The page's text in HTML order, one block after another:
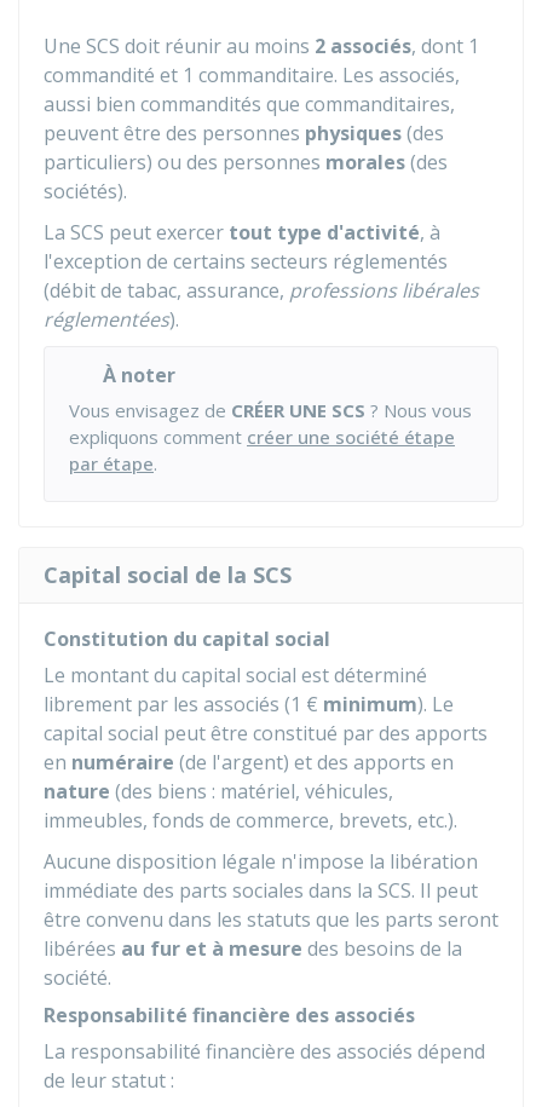
Une SCS doit réunir au moins 2 associés, dont 1
commandité et 1 commanditaire. Les associés,
aussi bien commandités que commanditaires,
peuvent être des personnes physiques(des
particuliers) ou des personnes morales(des
sociétés).
La SCS peut exercer tout type d'activité, à
l'exception de certains secteurs réglementés
(débit de tabac, assurance, professions libérales
réglementées).
À noter
Vous envisagez de CRÉER UNE SCS ? Nous vous
expliquons comment créer une société étape
par étape.
Capital social de la SCS
Constitution du capital social
Le montant du capital social est déterminé
librement par les associés (1 € minimum). Le
capital social peut être constitué par des apports
en numéraire (de l'argent) et des apports en
nature (des biens : matériel, véhicules,
immeubles, fonds de commerce, brevets, etc.).
Aucune disposition légale n'impose la libération
immédiate des parts sociales dans la SCS. Il peut
être convenu dans les statuts que les parts seront
libérées au fur et à mesure des besoins de la
société.
Responsabilité financière des associés
La responsabilité financière des associés dépend
de leur statut :